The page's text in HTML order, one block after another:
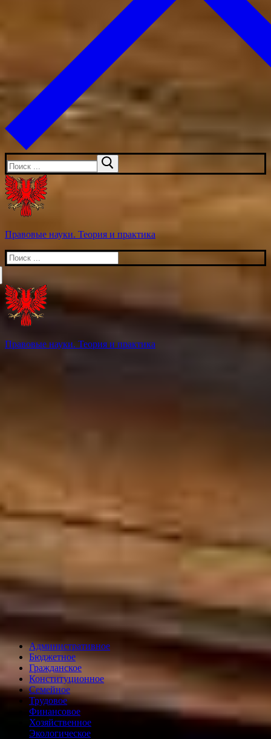
Искать:
Правовые науки. Теория и практика
Искать:
Правовые науки. Теория и практика
Административное
Бюджетное
Гражданское
Конституционное
Семейное
Трудовое
Финансовое
Хозяйственное
Экологическое